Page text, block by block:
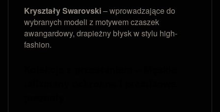
Kryształy Swarovski– wprowadzające do
wybranych modeli z motywem czaszek
awangardowy, drapieżny błysk w stylu high-
fashion.